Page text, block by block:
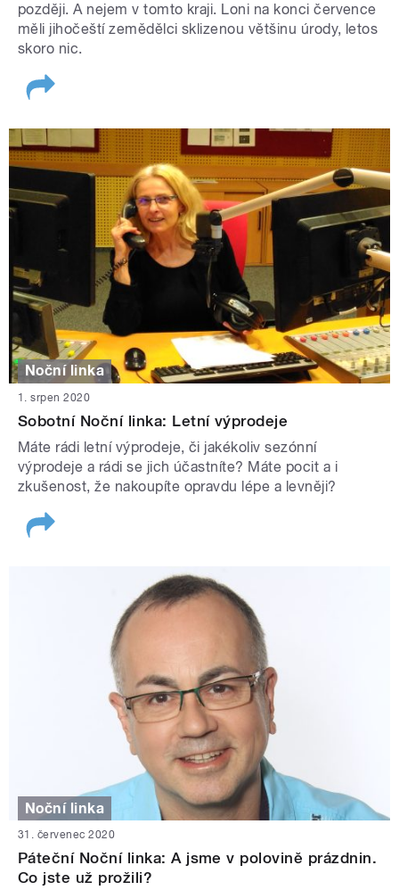
později. A nejem v tomto kraji. Loni na konci července
měli jihočeští zemědělci sklizenou většinu úrody, letos
skoro nic.
Noční linka
1. srpen 2020
Sobotní Noční linka: Letní výprodeje
Máte rádi letní výprodeje, či jakékoliv sezónní
výprodeje a rádi se jich účastníte? Máte pocit a i
zkušenost, že nakoupíte opravdu lépe a levněji?
Noční linka
31. červenec 2020
Páteční Noční linka: A jsme v polovině prázdnin.
Co jste už prožili?